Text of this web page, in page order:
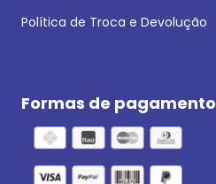
Política de Troca e Devolução
Formas de pagamento